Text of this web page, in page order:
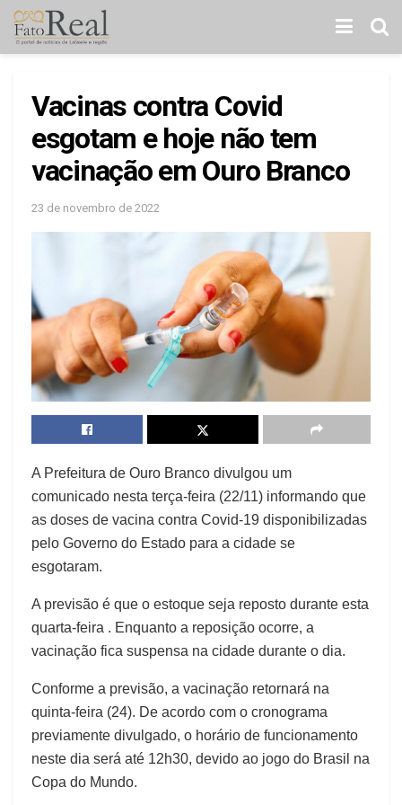
Vacinas contra Covid
esgotam e hoje não tem
vacinação em Ouro Branco
23 de novembro de 2022
A Prefeitura de Ouro Branco divulgou um
comunicado nesta terça-feira (22/11) informando que
as doses de vacina contra Covid-19 disponibilizadas
pelo Governo do Estado para a cidade se
esgotaram.
A previsão é que o estoque seja reposto durante esta
quarta-feira . Enquanto a reposição ocorre, a
vacinação fica suspensa na cidade durante o dia.
Conforme a previsão, a vacinação retornará na
quinta-feira (24). De acordo com o cronograma
previamente divulgado, o horário de funcionamento
neste dia será até 12h30, devido ao jogo do Brasil na
Copa do Mundo.